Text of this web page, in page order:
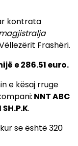
kontrata
Frashëri.
e 286.51 euro.
e kësaj rruge
NNT ABC
SH.P.K.
se është 320